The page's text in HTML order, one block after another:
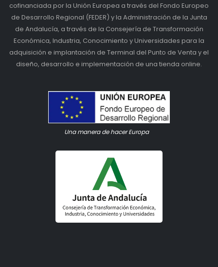
cofinanciada por la Unión Europea a través del Fondo Europeo
de Desarrollo Regional (FEDER) y la Administración de la Junta
de Andalucía, a través de la Consejería de Transformación
Económica, Industria, Conocimiento y Universidades para la
adquisición e implantación de Terminal del Punto de Venta y el
diseño, desarrollo e implementación de una tienda online.
Una manera de hacer Europa